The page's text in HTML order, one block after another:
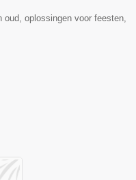
oud, oplossingen voor feesten,